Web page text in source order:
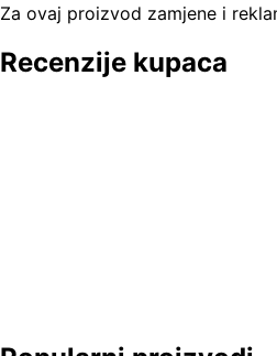
Za ovaj proizvod zamjene i
Recenzije kupaca